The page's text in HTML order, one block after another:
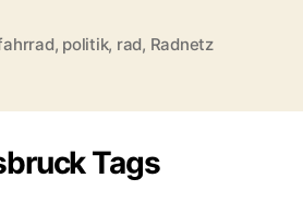
, politik, rad, Radnetz
Tags